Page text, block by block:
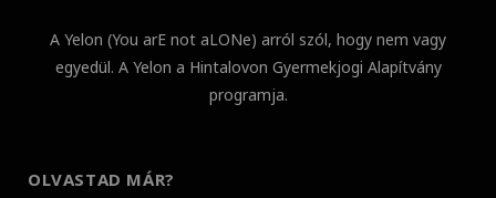
A Yelon (You arE not aLONe) arról szól, hogy nem vagy
egyedül. A Yelon a Hintalovon Gyermekjogi Alapítvány
programja.
OLVASTAD MÁR?